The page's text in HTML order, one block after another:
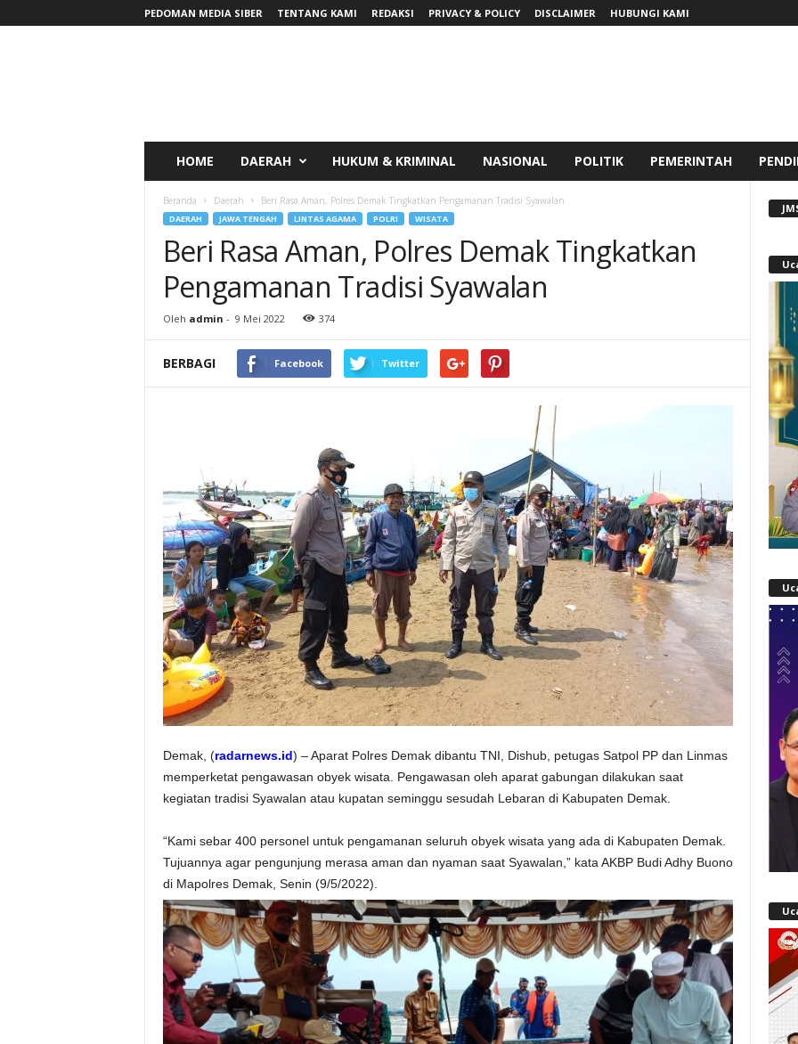
PEDOMAN MEDIA SIBER TENTANG KAMI REDAKSI PRIVACY & POLICY DISCLAIMER HUBUNGI KAMI
HOME DAERAH HUKUM & KRIMINAL NASIONAL POLITIK PEMERINTAH
Beranda Daerah Beri Rasa Aman, Polres Demak Tingkatkan Pengamanan Tradisi Syawalan
DAERAH JAWA TENGAH LINTAS AGAMA POLRI WISATA
Beri Rasa Aman, Polres Demak Tingkatkan
Pengamanan Tradisi Syawalan
Oleh admin - 9 Mei 2022 374
BERBAGI Facebook Twitter
Demak, (radarnews.id) – Aparat Polres Demak dibantu TNI, Dishub, petugas Satpol PP dan Linmas
memperketat pengawasan obyek wisata. Pengawasan oleh aparat gabungan dilakukan saat
kegiatan tradisi Syawalan atau kupatan seminggu sesudah Lebaran di Kabupaten Demak.
“Kami sebar 400 personel untuk pengamanan seluruh obyek wisata yang ada di Kabupaten Demak.
Tujuannya agar pengunjung merasa aman dan nyaman saat Syawalan,” kata AKBP Budi Adhy Buono
di Mapolres Demak, Senin (9/5/2022).